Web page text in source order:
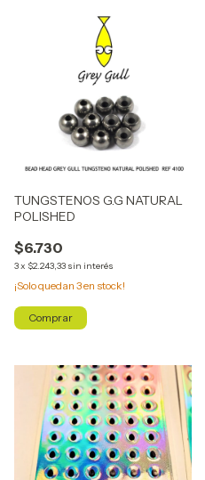
TUNGSTENOS G.G NATURAL
POLISHED
$6.730
3x $2.243,33 sin interés
¡Solo quedan 3en stock!
Comprar